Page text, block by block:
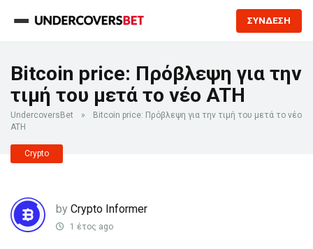
ΣΥΝΔΕΣΗ
Bitcoin price: Πρόβλεψη για την
τιμή του μετά το νέο ATH
UndercoversBet »
Bitcoin price: Πρόβλεψη για την τιμή του μετά το νέο
ATH
Crypto
by Crypto Informer
1 έτος ago